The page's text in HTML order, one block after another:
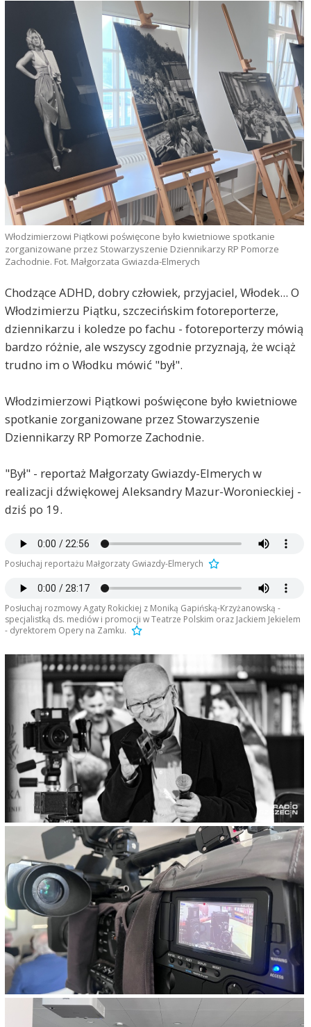
Włodzimierzowi Piątkowi poświęcone było kwietniowe spotkanie
zorganizowane przez Stowarzyszenie Dziennikarzy RP Pomorze
Zachodnie. Fot. Małgorzata Gwiazda-Elmerych
Chodzące ADHD, dobry człowiek, przyjaciel, Włodek... O
Włodzimierzu Piątku, szczecińskim fotoreporterze,
dziennikarzu i koledze po fachu - fotoreporterzy mówią
bardzo różnie, ale wszyscy zgodnie przyznają, że wciąż
trudno im o Włodku mówić "był".
Włodzimierzowi Piątkowi poświęcone było kwietniowe
spotkanie zorganizowane przez Stowarzyszenie
Dziennikarzy RP Pomorze Zachodnie.
"Był" - reportaż Małgorzaty Gwiazdy-Elmerych w
realizacji dźwiękowej Aleksandry Mazur-Woronieckiej -
dziś po 19.
Posłuchaj reportażu Małgorzaty Gwiazdy-Elmerych
Posłuchaj rozmowy Agaty Rokickiej z Moniką Gapińską-Krzyżanowską -
specjalistką ds. mediów i promocji w Teatrze Polskim oraz Jackiem Jekielem
- dyrektorem Opery na Zamku.